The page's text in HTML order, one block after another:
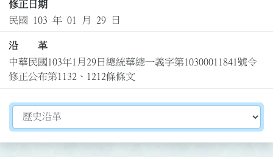
修正日期
民國 103 年 01 月 29 日
沿 革
中華民國103年1月29日總統華總一義字第10300011841號令
修正公布第1132、1212條條文
切換選擇法規資訊內容